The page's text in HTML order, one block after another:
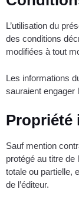
L’utilisation du
des conditions
modifiées à tout
Les informations
sauraient engager
Propriété
Sauf mention
protégé au titre de
totale ou partielle,
de l’éditeur.